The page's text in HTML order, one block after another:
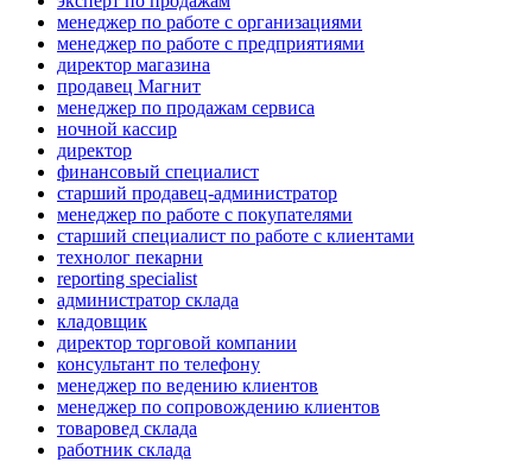
менеджер по работе с организациями
менеджер по работе с предприятиями
директор магазина
продавец Магнит
менеджер по продажам сервиса
ночной кассир
директор
финансовый специалист
старший продавец-администратор
менеджер по работе с покупателями
старший специалист по работе с клиентами
технолог пекарни
reporting specialist
администратор склада
кладовщик
директор торговой компании
консультант по телефону
менеджер по ведению клиентов
менеджер по сопровождению клиентов
товаровед склада
работник склада